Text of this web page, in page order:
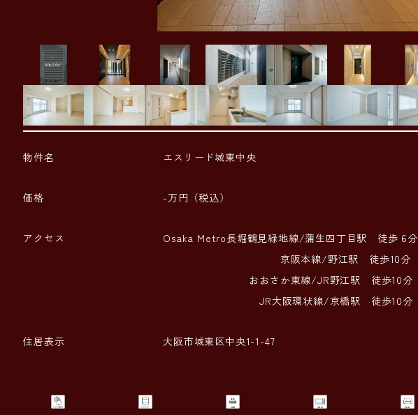
物件名 エスリード城東中央
価格 -万円（税込）
アクセス
Osaka Metro長堀鶴見緑地線/蒲生四丁目駅 徒歩 6分
京阪本線/野江駅 徒歩10分
おおさか東線/JR野江駅 徒歩10分
JR大阪環状線/京橋駅 徒歩10分
住居表示 大阪市城東区中央1-1-47